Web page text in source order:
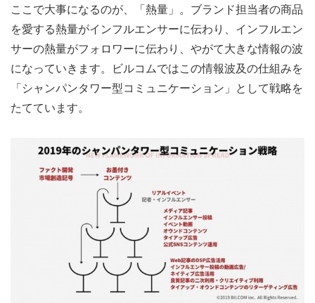
ここで大事になるのが、「熱量」。ブランド担当者の商品
を愛する熱量がインフルエンサーに伝わり、インフルエン
サーの熱量がフォロワーに伝わり、やがて大きな情報の波
になっていきます。ビルコムではこの情報波及の仕組みを
「シャンパンタワー型コミュニケーション」として戦略を
たてています。